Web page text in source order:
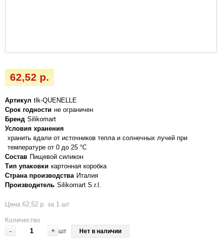
62,52 р.
Артикул tlk-QUENELLE
Срок годности не ограничен
Бренд Silikomart
Условия хранения
хранить вдали от источников тепла и солнечных лучей при
температуре от 0 до 25 °C
Состав Пищевой силикон
Тип упаковки картонная коробка
Страна производства Италия
Производитель Silikomart S.r.l.
Цена 62,52 р. за 1 шт
Количество
- + шт Нет в наличии